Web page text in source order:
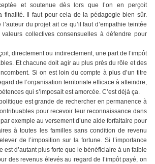
et soutenue dès lors que l’on en perçoit
finalité. Il faut pour cela de la pédagogie bien sûr.
du projet ait ce qu’il faut d’empathie teintée
collectives consensuelles à défendre pour
directement ou indirectement, une part de l’impôt
Et chacune doit agir au plus près du rôle et des
Si on est loin du compte à plus d’un titre
de l’organisation territoriale efficace à atteindre,
qui s’imposait est amorcée. C’est déjà ça.
est grande de rechercher en permanence à
pour recevoir leur reconnaissance dans
exemple au versement d’une aide forfaitaire pour
à toutes les familles sans condition de revenu
de l’imposition sur la fortune. Si l’importance
est d’autant plus forte que le bénéficiaire à un faible
des revenus élevés au regard de l’impôt payé, on